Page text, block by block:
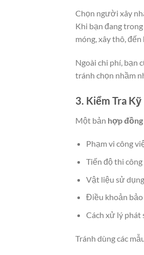
Chọn người xây
Khi bạn đang
móng, xây thô,
Ngoài chi phí, bạn
tránh chọn nhầm
3. Kiểm Tra
Một bản hợp
Phạm vi công
Tiến độ thi công
Vật liệu sử dụng
Điều khoản bảo
Cách xử lý phát
Tránh dùng các